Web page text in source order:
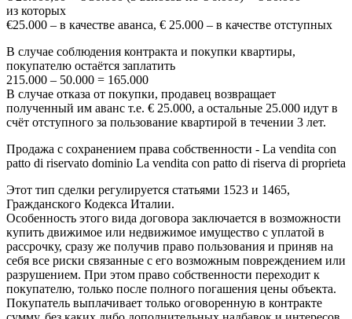
из которых
€25.000 – в качестве аванса, € 25.000 – в качестве отступных
В случае соблюдения контракта и покупки квартиры,
покупателю остаётся заплатить
215.000 – 50.000 = 165.000
В случае отказа от покупки, продавец возвращает
полученный им аванс т.е. € 25.000, а остальные 25.000 идут в
счёт отступного за пользование квартирой в течении 3 лет.
Продажа с сохранением права собственности - La vendita con
patto di riservato dominio La vendita con patto di riserva di proprieta
Этот тип сделки регулируется статьями 1523 и 1465,
Гражданского Кодекса Италии.
Особенность этого вида договора заключается в возможности
купить движимое или недвижимое имущество с уплатой в
рассрочку, сразу же получив право пользования и приняв на
себя все риски связанные с его возможным повреждением или
разрушением. При этом право собственности переходит к
покупателю, только после полного погашения цены объекта.
Покупатель выплачивает только оговоренную в контракте